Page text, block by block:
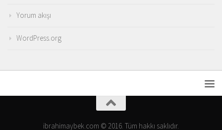
Yorum akışı
WordPress.org
ibrahimaybek.com © 2016. Tüm hakkı saklıdır.